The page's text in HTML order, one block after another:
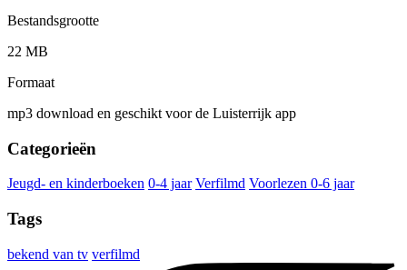
Bestandsgrootte
22 MB
Formaat
mp3 download en geschikt voor de Luisterrijk app
Categorieën
Jeugd- en kinderboeken 0-4 jaar Verfilmd Voorlezen 0-6 jaar
Tags
bekend van tv verfilmd